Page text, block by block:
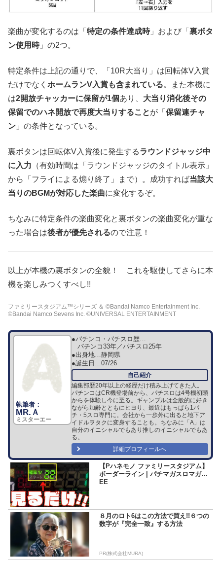
楽曲が変化するのは「 特定の条件達成時」および「 裏ボタ
ン使用時」の2つ。
特定条件は上記の通りで、「10R大当り」は回転体V入賞
だけでなく ホームランV入賞も含まれている。また本機に
は2開放チャッカーに保留が1個あり、 大当り消化後その
保留でのハネ開放で再度大当りすることが「 保留連チャ
ン 」の条件となっている。
裏ボタンは回転体V入賞後に発生するラウンドジャッジ中
に入力 （有効時間は「ラウンドジャッジのタイトル表示」
から「フライによる煽り終了」まで）。成功すれば当該大
当りのBGMが対応した楽曲に変化するぞ。
ちなみに特定条件の楽曲変化と裏ボタンの楽曲変化が重な
った場合は後者が優先されるので注意！
以上が本機の裏ボタンの全貌！ これを駆使してさらに本
機を楽しみつくすべし!!
ファミリースタジアム™シリーズ ＆ ©︎Bandai Namco Entertainment Inc.
©︎Bandai Namco Sevens Inc. ©︎UNIVERSAL ENTERTAINMENT
MR.Ａ
ミスターエー
●パチンコ・パチスロ歴…
パチンコ33年／パチスロ25年
●出身地…静岡県
●誕生日…07/26
編集部歴20年以上の経歴だけ積み上げてきた人。
パチンコはCR機登場前から、パチスロは4号機初頭
からを体験し今に至る。ギャンブルは全般的に好き
ながら加齢とともにヒヨり、最近はもっぱら1パ
チ・5スロ専門に。会社から一歩外に出ると地下ア
イドルヲタクに変身することも。ちなみに「A」は
自分のイニシャルでもあり推しのイニシャルでもあ
る。
詳細プロフィールへ
【Pハネモノ ファミリースタジアム】
ボーダーライン | パチマガスロマガFR
EE
８月のロト6はこの方法で買え!!６つの
数字が『完全一致』する方法
PR(株式会社MURA)